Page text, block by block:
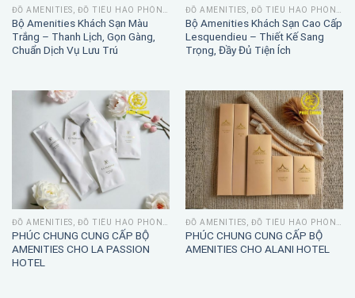
Bộ Amenities Khách Sạn Màu
Trắng – Thanh Lịch, Gọn Gàng,
Chuẩn Dịch Vụ Lưu Trú
Bộ Amenities Khách Sạn Cao Cấp
Lesquendieu – Thiết Kế Sang
Trọng, Đầy Đủ Tiện Ích
PHÚC CHUNG CUNG CẤP BỘ
AMENITIES CHO LA PASSION
HOTEL
PHÚC CHUNG CUNG CẤP BỘ
AMENITIES CHO ALANI HOTEL